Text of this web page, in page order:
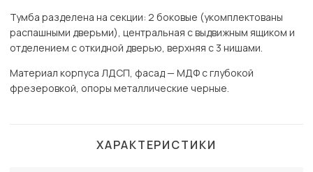
Тумба разделена на секции: 2 боковые (укомплектованы
распашными дверьми), центральная с выдвижным ящиком и
отделением с откидной дверью, верхняя с 3 нишами.
Материал корпуса ЛДСП, фасад — МДФ с глубокой
фрезеровкой, опоры металлические черные.
ХАРАКТЕРИСТИКИ